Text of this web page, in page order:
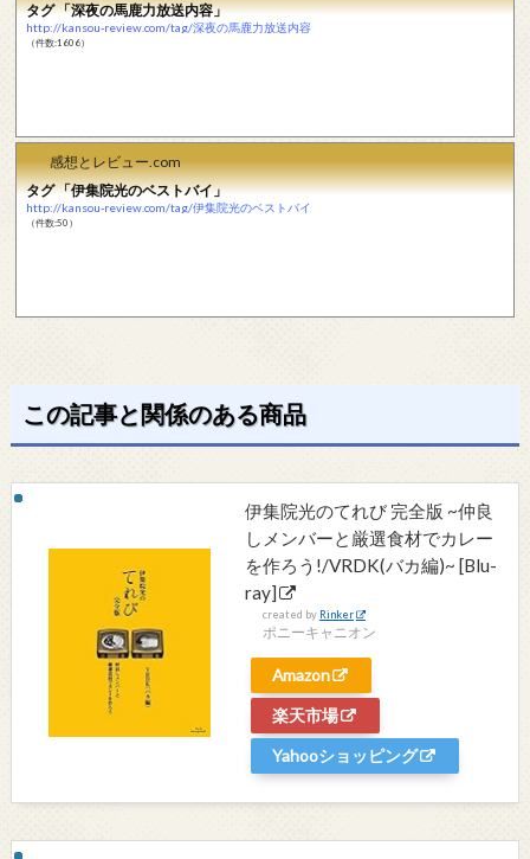
タグ 「深夜の馬鹿力放送内容」
http://kansou-review.com/tag/深夜の馬鹿力放送内容
（件数:1606）
感想とレビュー.com
タグ 「伊集院光のベストバイ」
http://kansou-review.com/tag/伊集院光のベストバイ
（件数:50）
この記事と関係のある商品
伊集院光のてれび 完全版 ~仲良
しメンバーと厳選食材でカレー
を作ろう!/VRDK(バカ編)~ [Blu-
ray]
created by Rinker
ポニーキャニオン
Amazon
楽天市場
Yahooショッピング